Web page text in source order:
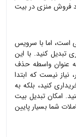
فروش منزیدر بیت
است، اما با سرویس
تبدیل کنید. با این
عنوان واسطه حذف
نیاز نیست که ابتدا
کنید، بلکه به
امکان تبدیل بیت
شما بسیار پایین